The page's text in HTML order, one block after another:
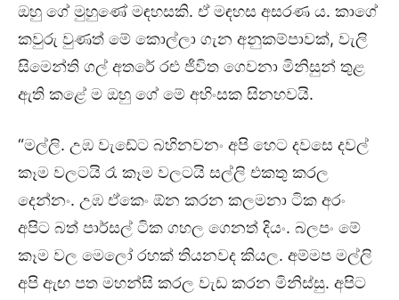
ඔහු ගේ මුහුණේ මඳහසකි. ඒ මඳහස අසරණ ය. කාගේ
කවුරු වුණත් මේ කොල්ලා ගැන අනුකම්පාවක්, වැලි
සිමෙන්ති ගල් අතරේ රළු ජීවිත ගෙවනා මිනිසුන් තුළ
ඇති කළේ ම ඔහු ගේ මේ අහිංසක සිනහවයි.
“මල්ලි. උඹ වැඩේට බහිනවනං අපි හෙට දවසෙ දවල්
කෑම වලටයි රෑ කෑම වලටයි සල්ලි එකතු කරල
දෙන්නං. උඹ ඒකෙං ඕන කරන කලමනා ටික අරං
අපිට බත් පාර්සල් ටික ගහල ගෙනත් දියං. බලපං මේ
කෑම වල මෙලෝ රහක් තියනවද කියල. අම්මප මල්ලි
අපි ඇඟ පත මහන්සි කරල වැඩ කරන මිනිස්සු. අපිට